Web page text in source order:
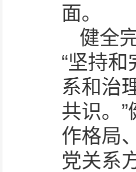
面。
健全
“坚持
系和治
共识。
作格局
党关系